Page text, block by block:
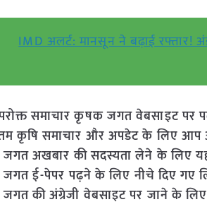
IMD अलर्ट: मानसून ने बढ़ाई रफ्तार!
समाचार कृषक जगत वेबसाइट पर
कृषि समाचार और अपडेट के लिए
अखबार की सदस्यता लेने के लिए
ई-पेपर पढ़ने के लिए नीचे दिए गए
की अंग्रेजी वेबसाइट पर जाने के